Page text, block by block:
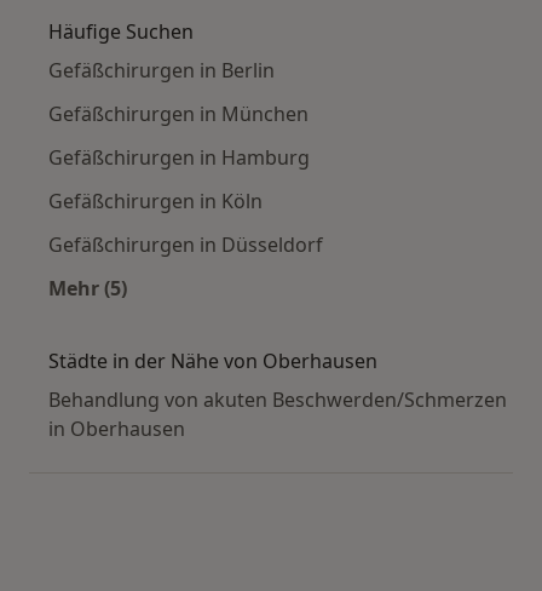
Häufige Suchen
Gefäßchirurgen in Berlin
Gefäßchirurgen in München
Gefäßchirurgen in Hamburg
Gefäßchirurgen in Köln
Gefäßchirurgen in Düsseldorf
Mehr (5)
Städte in der Nähe von Oberhausen
Behandlung von akuten Beschwerden/Schmerzen
in Oberhausen